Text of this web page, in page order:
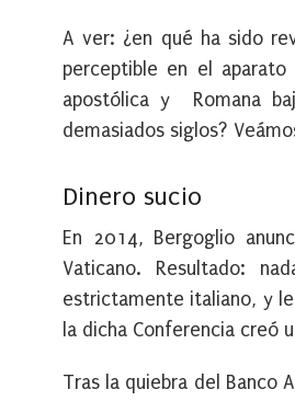
A ver: ¿en qué ha sido
perceptible en el
apostólica y Romana
demasiados siglos?
Dinero sucio
En 2014, Bergoglio
Vaticano. Resultado:
estrictamente italiano, y le
la dicha Conferencia creó
Tras la quiebra del Banco